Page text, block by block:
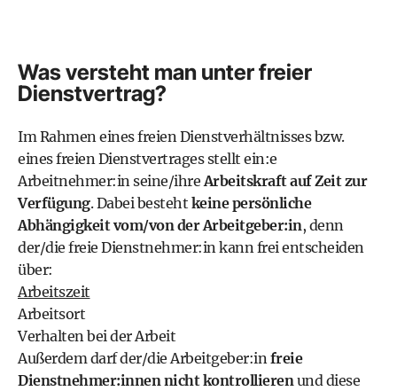
Was versteht man unter freier
Dienstvertrag?
Im Rahmen eines freien Dienstverhältnisses bzw.
eines freien Dienstvertrages stellt ein:e
Arbeitnehmer:in seine/ihreArbeitskraft auf Zeit zur
Verfügung. Dabei besteht keine persönliche
Abhängigkeit vom/von der Arbeitgeber:in, denn
der/die freie Dienstnehmer:in kann frei entscheiden
über:
Arbeitszeit
Arbeitsort
Verhalten bei der Arbeit
Außerdem darf der/die Arbeitgeber:infreie
Dienstnehmer:innen nicht kontrollierenund diese